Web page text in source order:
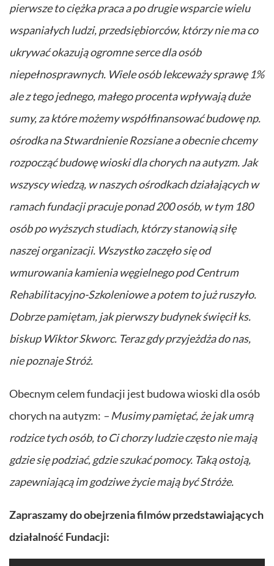
pierwsze to ciężka praca a po drugie wsparcie wielu
wspaniałych ludzi, przedsiębiorców, którzy nie ma co
ukrywać okazują ogromne serce dla osób
niepełnosprawnych. Wiele osób lekceważy sprawę 1%
ale z tego jednego, małego procenta wpływają duże
sumy, za które możemy współfinansować budowę np.
ośrodka na Stwardnienie Rozsiane a obecnie chcemy
rozpocząć budowę wioski dla chorych na autyzm. Jak
wszyscy wiedzą, w naszych ośrodkach działających w
ramach fundacji pracuje ponad 200 osób, w tym 180
osób po wyższych studiach, którzy stanowią siłę
naszej organizacji. Wszystko zaczęło się od
wmurowania kamienia węgielnego pod Centrum
Rehabilitacyjno-Szkoleniowe a potem to już ruszyło.
Dobrze pamiętam, jak pierwszy budynek święcił ks.
biskup Wiktor Skworc. Teraz gdy przyjeżdża do nas,
nie poznaje Stróż.
Obecnym celem fundacji jest budowa wioski dla osób
chorych na autyzm: – Musimy pamiętać, że jak umrą
rodzice tych osób, to Ci chorzy ludzie często nie mają
gdzie się podziać, gdzie szukać pomocy. Taką ostoją,
zapewniającą im godziwe życie mają być Stróże.
Zapraszamy do obejrzenia filmów przedstawiających
działalność Fundacji: